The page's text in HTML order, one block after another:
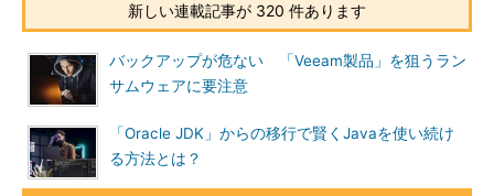
新しい連載記事が 320 件あります
バックアップが危ない 「Veeam製品」を狙うラン
サムウェアに要注意
「Oracle JDK」からの移行で賢くJavaを使い続け
る方法とは？